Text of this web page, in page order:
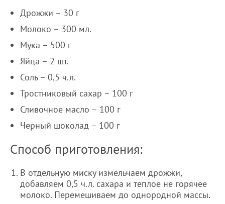
Дрожжи – 30 г
Молоко – 300 мл.
Мука – 500 г
Яйца – 2 шт.
Соль – 0,5 ч.л.
Тростниковый сахар – 100 г
Сливочное масло – 100 г
Черный шоколад – 100 г
Способ приготовления:
В отдельную миску измельчаем дрожжи,
добавляем 0,5 ч.л. сахара и теплое не горячее
молоко. Перемешиваем до однородной массы.